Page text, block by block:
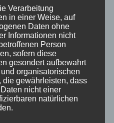
FarbDesign Maaß
Spezialist für
im Altbau
WEGs und
eine Rundum-
Altbau
Altbau
Verarbeitung
in einer Weise, auf
Daten ohne
Informationen nicht
Person
sofern diese
gesondert aufbewahrt
organisatorischen
die gewährleisten, dass
nicht einer
natürlichen